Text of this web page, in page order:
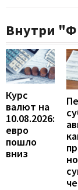
Внутри
Курс
валют на
10.08.2026:
евро
пошло
вниз